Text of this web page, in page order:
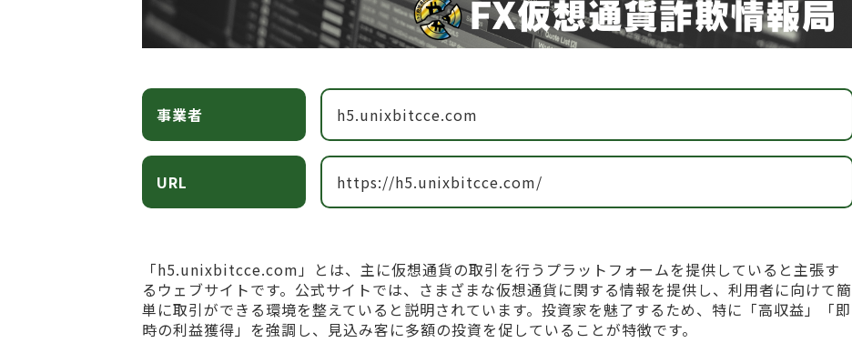
事業者 h5.unixbitcce.com
URL https://h5.unixbitcce.com/
「h5.unixbitcce.com」とは、主に仮想通貨の取引を行うプラットフォームを提供していると主張す
るウェブサイトです。公式サイトでは、さまざまな仮想通貨に関する情報を提供し、利用者に向けて簡
単に取引ができる環境を整えていると説明されています。投資家を魅了するため、特に「高収益」「即
時の利益獲得」を強調し、見込み客に多額の投資を促していることが特徴です。